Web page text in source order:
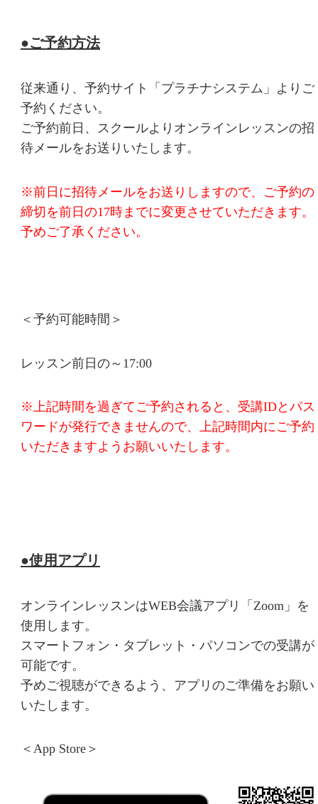
●ご予約方法
従来通り、予約サイト「プラチナシステム」よりご
予約ください。
ご予約前日、スクールよりオンラインレッスンの招
待メールをお送りいたします。
※前日に招待メールをお送りしますので、ご予約の
締切を前日の17時までに変更させていただきます。
予めご了承ください。
＜予約可能時間＞
レッスン前日の～17:00
※上記時間を過ぎてご予約されると、受講IDとパス
ワードが発行できませんので、上記時間内にご予約
いただきますようお願いいたします。
●使用アプリ
オンラインレッスンはWEB会議アプリ「Zoom」を
使用します。
スマートフォン・タブレット・パソコンでの受講が
可能です。
予めご視聴ができるよう、アプリのご準備をお願い
いたします。
＜App Store＞